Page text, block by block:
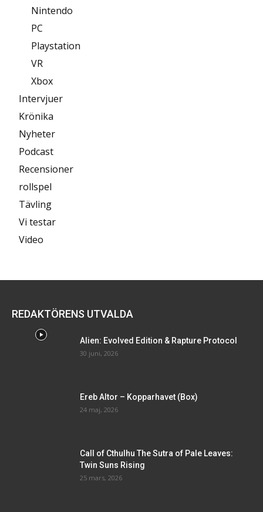
Nintendo
PC
Playstation
VR
Xbox
Intervjuer
Krönika
Nyheter
Podcast
Recensioner
rollspel
Tävling
Vi testar
Video
REDAKTÖRENS UTVALDA
Alien: Evolved Edition & Rapture Protocol
30 juni, 2026
Ereb Altor – Kopparhavet (Box)
24 maj, 2026
Call of Cthulhu The Sutra of Pale Leaves:
Twin Suns Rising
25 mars, 2026